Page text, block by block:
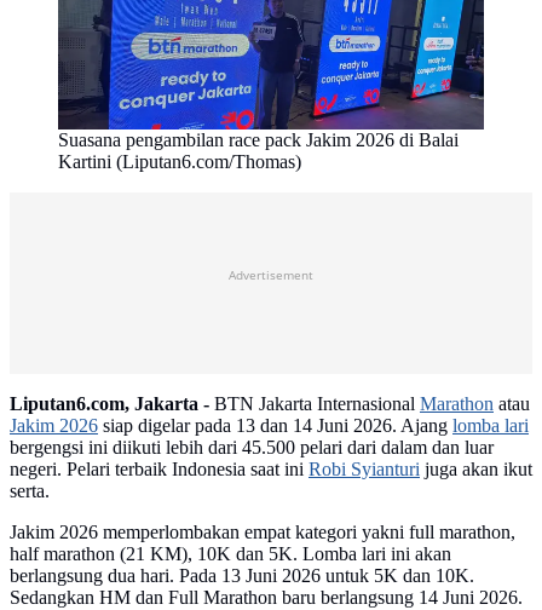
Suasana pengambilan race pack Jakim 2026 di Balai
Kartini (Liputan6.com/Thomas)
Advertisement
Liputan6.com, Jakarta - BTN Jakarta Internasional Marathon atau
Jakim 2026 siap digelar pada 13 dan 14 Juni 2026. Ajang lomba lari
bergengsi ini diikuti lebih dari 45.500 pelari dari dalam dan luar
negeri. Pelari terbaik Indonesia saat ini Robi Syianturi juga akan ikut
serta.
Jakim 2026 memperlombakan empat kategori yakni full marathon,
half marathon (21 KM), 10K dan 5K. Lomba lari ini akan
berlangsung dua hari. Pada 13 Juni 2026 untuk 5K dan 10K.
Sedangkan HM dan Full Marathon baru berlangsung 14 Juni 2026.